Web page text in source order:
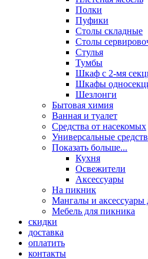
Полки
Пуфики
Столы складные
Столы
Стулья
Тумбы
Шкаф с 2-мя
Шкафы
Шезлонги
Бытовая химия
Ванная и туалет
Средства от насекомых
Универсальные
Показать больше...
Кухня
Освежители
Аксессуары
На пикник
Мангалы и
Мебель для пикника
скидки
доставка
оплатить
контакты